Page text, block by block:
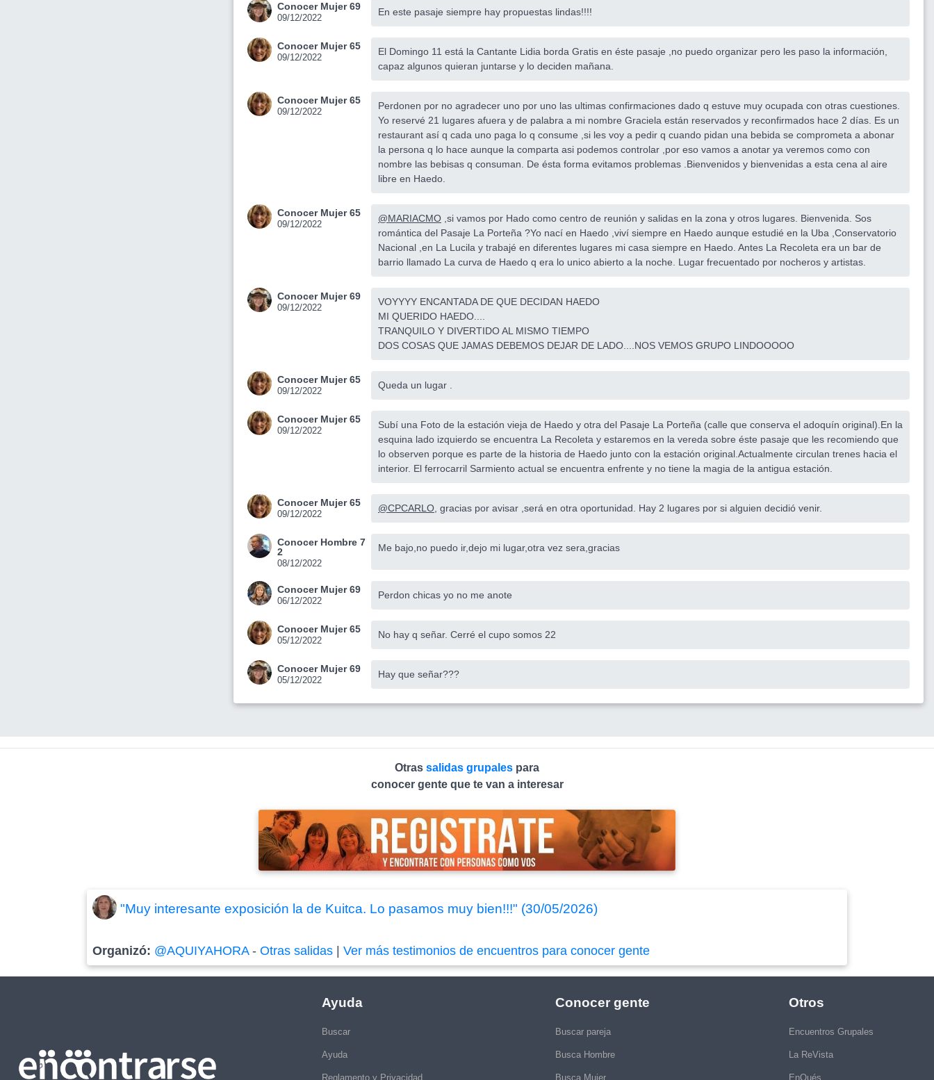
Conocer Mujer 69
09/12/2022
En este pasaje siempre hay propuestas lindas!!!!
Conocer Mujer 65
09/12/2022
El Domingo 11 está la Cantante Lidia borda Gratis en éste pasaje ,no puedo organizar pero les paso la información,
capaz algunos quieran juntarse y lo deciden mañana.
Conocer Mujer 65
09/12/2022
Perdonen por no agradecer uno por uno las ultimas confirmaciones dado q estuve muy ocupada con otras cuestiones.
Yo reservé 21 lugares afuera y de palabra a mi nombre Graciela están reservados y reconfirmados hace 2 días. Es un
restaurant así q cada uno paga lo q consume ,si les voy a pedir q cuando pidan una bebida se comprometa a abonar
la persona q lo hace aunque la comparta asi podemos controlar ,por eso vamos a anotar ya veremos como con
nombre las bebisas q consuman. De ésta forma evitamos problemas .Bienvenidos y bienvenidas a esta cena al aire
libre en Haedo.
Conocer Mujer 65
09/12/2022
@MARIACMO ,si vamos por Hado como centro de reunión y salidas en la zona y otros lugares. Bienvenida. Sos
romántica del Pasaje La Porteña ?Yo nací en Haedo ,viví siempre en Haedo aunque estudié en la Uba ,Conservatorio
Nacional ,en La Lucila y trabajé en diferentes lugares mi casa siempre en Haedo. Antes La Recoleta era un bar de
barrio llamado La curva de Haedo q era lo unico abierto a la noche. Lugar frecuentado por nocheros y artistas.
Conocer Mujer 69
09/12/2022
VOYYYY ENCANTADA DE QUE DECIDAN HAEDO
MI QUERIDO HAEDO....
TRANQUILO Y DIVERTIDO AL MISMO TIEMPO
DOS COSAS QUE JAMAS DEBEMOS DEJAR DE LADO....NOS VEMOS GRUPO LINDOOOOO
Conocer Mujer 65
09/12/2022
Queda un lugar .
Conocer Mujer 65
09/12/2022
Subí una Foto de la estación vieja de Haedo y otra del Pasaje La Porteña (calle que conserva el adoquín original).En la
esquina lado izquierdo se encuentra La Recoleta y estaremos en la vereda sobre éste pasaje que les recomiendo que
lo observen porque es parte de la historia de Haedo junto con la estación original.Actualmente circulan trenes hacia el
interior. El ferrocarril Sarmiento actual se encuentra enfrente y no tiene la magia de la antigua estación.
Conocer Mujer 65
09/12/2022
@CPCARLO , gracias por avisar ,será en otra oportunidad. Hay 2 lugares por si alguien decidió venir.
Conocer Hombre 7
2
08/12/2022
Me bajo,no puedo ir,dejo mi lugar,otra vez sera,gracias
Conocer Mujer 69
06/12/2022
Perdon chicas yo no me anote
Conocer Mujer 65
05/12/2022
No hay q señar. Cerré el cupo somos 22
Conocer Mujer 69
05/12/2022
Hay que señar???
Otras salidas grupales para
conocer gente que te van a interesar
"Muy interesante exposición la de Kuitca. Lo pasamos muy bien!!!" (30/05/2026)
Organizó: @AQUIYAHORA-Otras salidas |Ver más testimonios de encuentros para conocer gente
Ayuda
Buscar
Ayuda
Reglamento y Privacidad
Conocer gente
Buscar pareja
Busca Hombre
Busca Mujer
Otros
Encuentros Grupales
La ReVista
EnQués